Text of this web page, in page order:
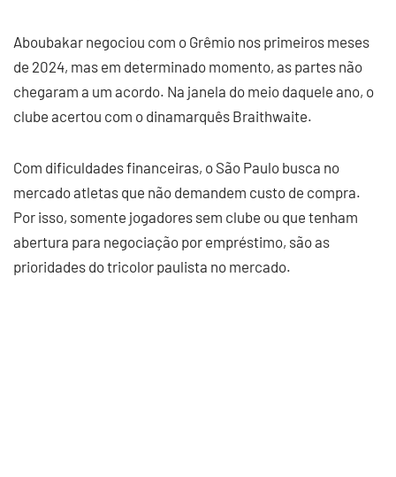
Aboubakar negociou com o Grêmio nos primeiros meses
de 2024, mas em determinado momento, as partes não
chegaram a um acordo. Na janela do meio daquele ano, o
clube acertou com o dinamarquês Braithwaite.
Com dificuldades financeiras, o São Paulo busca no
mercado atletas que não demandem custo de compra.
Por isso, somente jogadores sem clube ou que tenham
abertura para negociação por empréstimo, são as
prioridades do tricolor paulista no mercado.